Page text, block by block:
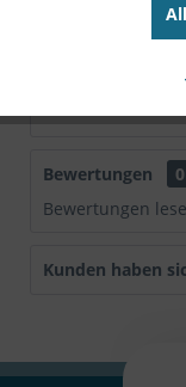
Serie eneo IN-
Bewertungen
0
Bewertungen
Kunden haben